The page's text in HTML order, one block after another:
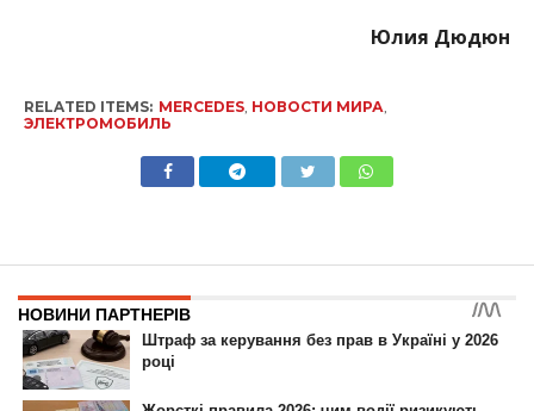
Юлия Дюдюн
RELATED ITEMS: MERCEDES, НОВОСТИ МИРА,
ЭЛЕКТРОМОБИЛЬ
НОВИНИ
На тротуаре, переходе и
поперек дороги: как